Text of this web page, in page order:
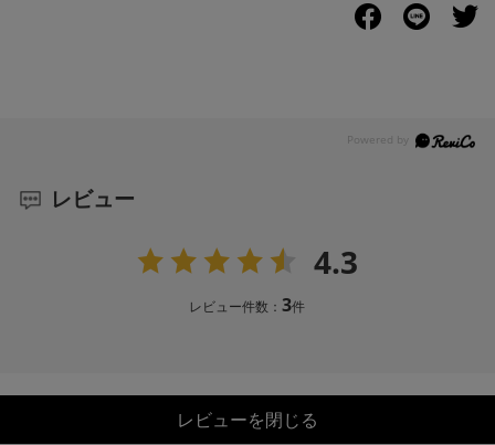
レビュー
4.3
レビュー件数：3件
レビューを閉じる